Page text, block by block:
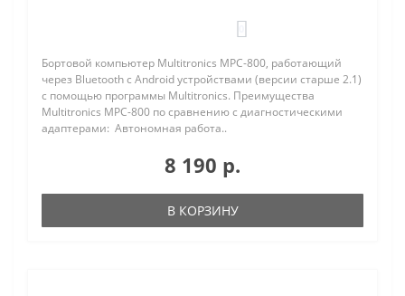
Бортовой компьютер Multitronics MPC-800, работающий
через Bluetooth с Android устройствами (версии старше 2.1)
с помощью программы Multitronics. Преимущества
Multitronics MPC-800 по сравнению с диагностическими
адаптерами: Автономная работа..
8 190 р.
В КОРЗИНУ